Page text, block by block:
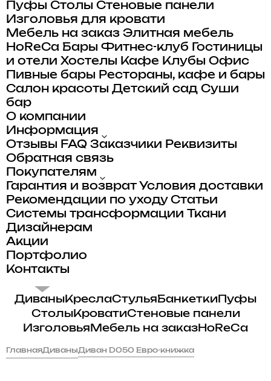
Пуфы Столы Стеновые панели
Изголовья для кровати
Мебель на заказ Элитная мебель
HoReCa Бары Фитнес-клуб
Гостиницы
и отели Хостелы Кафе Клубы Офис
Пивные бары Рестораны, кафе и бары
Салон красоты Детский сад Суши
бар
О компании
Информация
Отзывы FAQ Заказчики Реквизиты
Обратная связь
Покупателям
Гарантия и возврат Условия доставки
Рекомендации по уходу Статьи
Системы трансформации
Ткани
Дизайнерам
Акции
Портфолио
Контакты
ДиваныКреслаСтульяБанкеткиПуфы
СтолыКроватиСтеновые панели
Изголовья Мебель на заказHoReCa
ГлавнаяДиваныДиван D050 Евро-книжка